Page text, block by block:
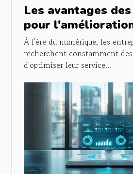
Les avantages
pour
service client
À l'ère du numérique, les
recherchent constamment
d'optimiser leur service...